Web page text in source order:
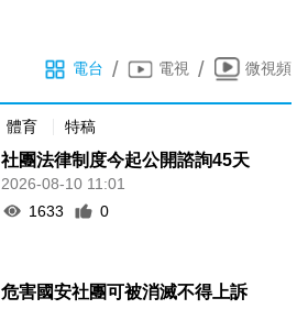
電台 / 電視 / 微視頻
體育 特稿
社團法律制度今起公開諮詢45天
2026-08-10 11:01
1633
0
危害國安社團可被消滅不得上訴